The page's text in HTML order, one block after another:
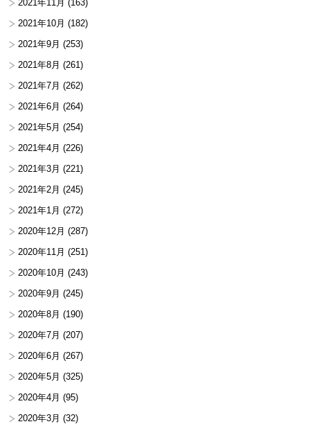
2021年11月 (163)
2021年10月 (182)
2021年9月 (253)
2021年8月 (261)
2021年7月 (262)
2021年6月 (264)
2021年5月 (254)
2021年4月 (226)
2021年3月 (221)
2021年2月 (245)
2021年1月 (272)
2020年12月 (287)
2020年11月 (251)
2020年10月 (243)
2020年9月 (245)
2020年8月 (190)
2020年7月 (207)
2020年6月 (267)
2020年5月 (325)
2020年4月 (95)
2020年3月 (32)